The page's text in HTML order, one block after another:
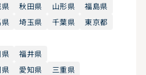
県 秋田県 山形県
福島県
埼玉県 千葉県
東京都
福井県
愛知県
三重県